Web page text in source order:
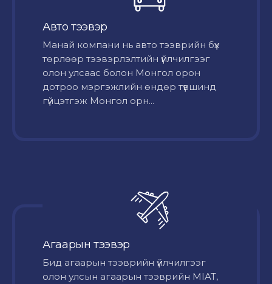
Авто тээвэр
Mанай компани нь авто тээврийн бүх
төрлөөр тээвэрлэлтийн үйлчилгээг
олон улсаас болон Монгол орон
дотроо мэргэжлийн өндөр түвшинд
гүйцэтгэж Монгол орн...
Агаарын тээвэр
Бид агаарын тээврийн үйлчилгээг
олон улсын агаарын тээврийн MIAT,